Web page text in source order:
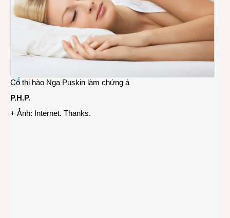
Có thi hào Nga Puskin làm chứng á
P.H.P.
+ Ảnh: Internet. Thanks.